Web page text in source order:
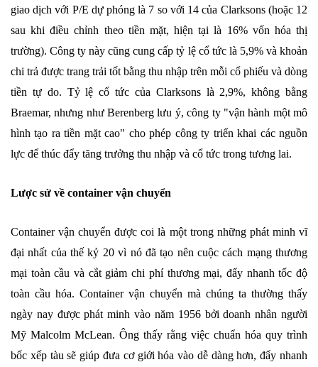
giao dịch với P/E dự phóng là 7 so với 14 của Clarksons (hoặc 12
sau khi điều chỉnh theo tiền mặt, hiện tại là 16% vốn hóa thị
trường). Công ty này cũng cung cấp tỷ lệ cổ tức là 5,9% và khoản
chi trả được trang trải tốt bằng thu nhập trên mỗi cổ phiếu và dòng
tiền tự do. Tỷ lệ cổ tức của Clarksons là 2,9%, không bằng
Braemar, nhưng như Berenberg lưu ý, công ty "vận hành một mô
hình tạo ra tiền mặt cao" cho phép công ty triển khai các nguồn
lực để thúc đẩy tăng trưởng thu nhập và cổ tức trong tương lai.
Lược sử về container vận chuyển
Container vận chuyển được coi là một trong những phát minh vĩ
đại nhất của thế kỷ 20 vì nó đã tạo nên cuộc cách mạng thương
mại toàn cầu và cắt giảm chi phí thương mại, đẩy nhanh tốc độ
toàn cầu hóa. Container vận chuyển mà chúng ta thường thấy
ngày nay được phát minh vào năm 1956 bởi doanh nhân người
Mỹ Malcolm McLean. Ông thấy rằng việc chuẩn hóa quy trình
bốc xếp tàu sẽ giúp đưa cơ giới hóa vào dễ dàng hơn, đẩy nhanh